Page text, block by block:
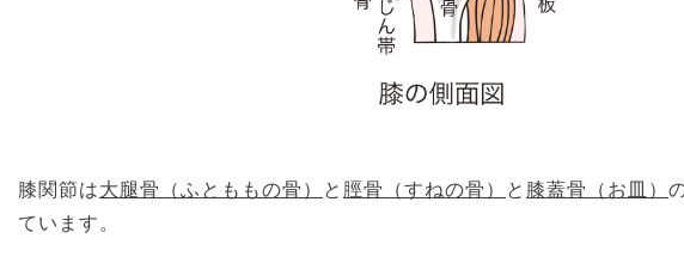
膝関節は大腿骨（ふとももの骨） と 脛骨（すねの骨） と 膝蓋骨（お皿）
ています。